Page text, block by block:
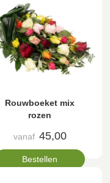
Rouwboeket mix
rozen
vanaf 45,00
Bestellen